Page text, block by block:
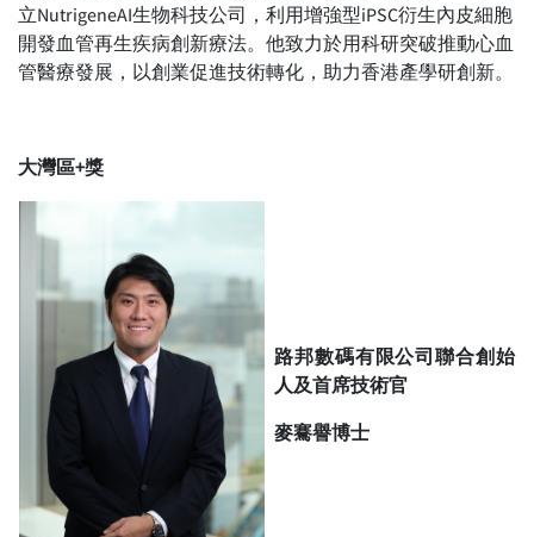
立NutrigeneAI生物科技公司，利用增強型iPSC衍生內皮細胞
開發血管再生疾病創新療法。他致力於用科研突破推動心血
管醫療發展，以創業促進技術轉化，助力香港產學研創新。
大灣區+獎
路邦數碼有限公司聯合創始
人及首席技術官
麥騫譽博士